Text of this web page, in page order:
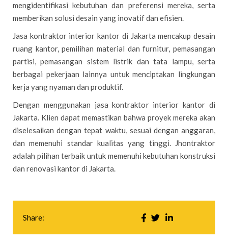
mengidentifikasi kebutuhan dan preferensi mereka, serta
memberikan solusi desain yang inovatif dan efisien.
Jasa kontraktor interior kantor di Jakarta mencakup desain
ruang kantor, pemilihan material dan furnitur, pemasangan
partisi, pemasangan sistem listrik dan tata lampu, serta
berbagai pekerjaan lainnya untuk menciptakan lingkungan
kerja yang nyaman dan produktif.
Dengan menggunakan jasa kontraktor interior kantor di
Jakarta. Klien dapat memastikan bahwa proyek mereka akan
diselesaikan dengan tepat waktu, sesuai dengan anggaran,
dan memenuhi standar kualitas yang tinggi. Jhontraktor
adalah pilihan terbaik untuk memenuhi kebutuhan konstruksi
dan renovasi kantor di Jakarta.
Share: